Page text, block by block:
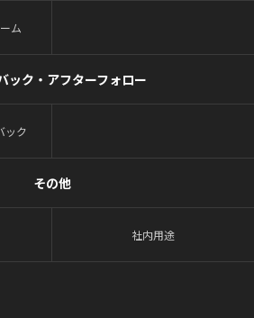
ム
ック・アフターフォロー
ック
その他
社内用途